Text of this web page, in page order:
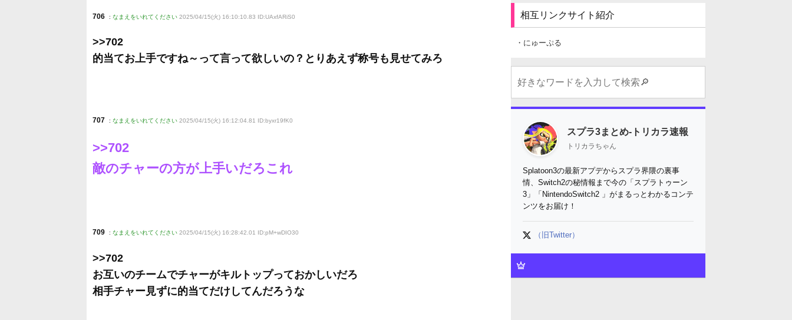
706 : なまえをいれてください 2025/04/15(火) 16:10:10.83 ID:UAxfARiS0
>>702
的当てお上手ですね～って言って欲しいの？とりあえず称号も見せてみろ
707 : なまえをいれてください 2025/04/15(火) 16:12:04.81 ID:byxr19fK0
>>702
敵のチャーの方が上手いだろこれ
709 : なまえをいれてください 2025/04/15(火) 16:28:42.01 ID:pM+wDIO30
>>702
お互いのチームでチャーがキルトップっておかしいだろ
相手チャー見ずに的当てだけしてんだろうな
相互リンクサイト紹介
・にゅーぷる
スプラ3まとめ-トリカラ速報
トリカラちゃん
Splatoon3の最新アプデからスプラ界隈の裏事
情、Switch2の秘情報まで今の「スプラトゥーン
3」「NintendoSwitch2 」がまるっとわかるコンテ
ンツをお届け！
（旧Twitter）